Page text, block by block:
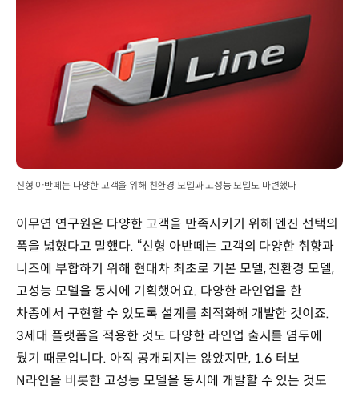
신형 아반떼는 다양한 고객을 위해 친환경 모델과 고성능 모델도 마련했다
이무연 연구원은 다양한 고객을 만족시키기 위해 엔진 선택의
폭을 넓혔다고 말했다. “신형 아반떼는 고객의 다양한 취향과
니즈에 부합하기 위해 현대차 최초로 기본 모델, 친환경 모델,
고성능 모델을 동시에 기획했어요. 다양한 라인업을 한
차종에서 구현할 수 있도록 설계를 최적화해 개발한 것이죠.
3세대 플랫폼을 적용한 것도 다양한 라인업 출시를 염두에
뒀기 때문입니다. 아직 공개되지는 않았지만, 1.6 터보
N라인을 비롯한 고성능 모델을 동시에 개발할 수 있는 것도